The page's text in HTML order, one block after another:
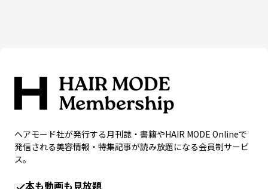
ヘアモード社が発行する月刊誌・書籍やHAIR MODE Onlineで
発信される美容情報・特集記事が読み放題になる会員制サービ
ス。
本も動画も見放題